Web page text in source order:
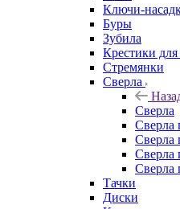
Ключи-
Буры
Зубила
Крестики
Стремянки
Сверла
Сверла
Сверла
Сверла
Сверла
Сверла
Тачки
Диски